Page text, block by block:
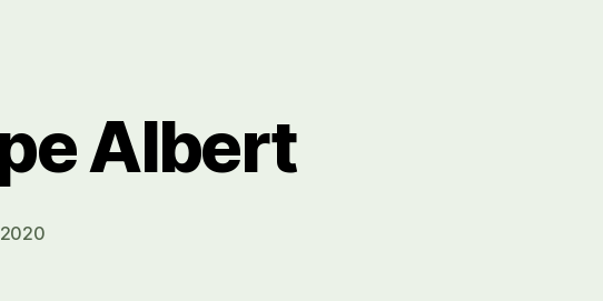
Albert